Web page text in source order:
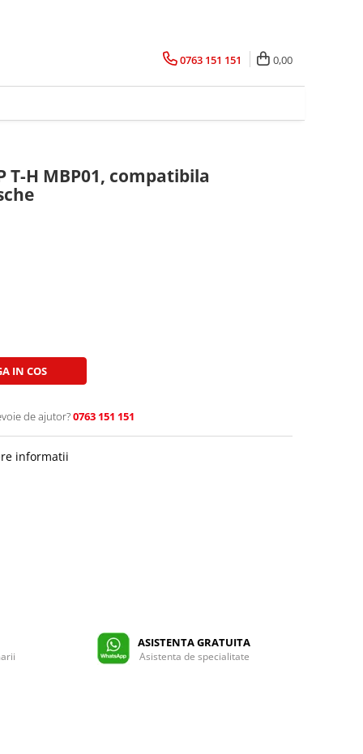
0763 151 151 0,00
T-H MBP01, compatibila
IN COS
de ajutor?0763 151 151
informatii
ASISTENTA GRATUITA
Asistenta de specialitate